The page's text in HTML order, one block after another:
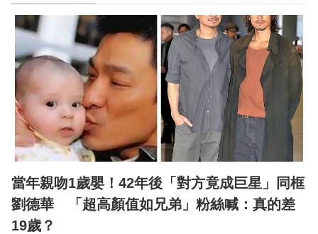
當年親吻1歲嬰！42年後「對方竟成巨星」同框
劉德華 「超高顏值如兄弟」粉絲喊：真的差
19歲？